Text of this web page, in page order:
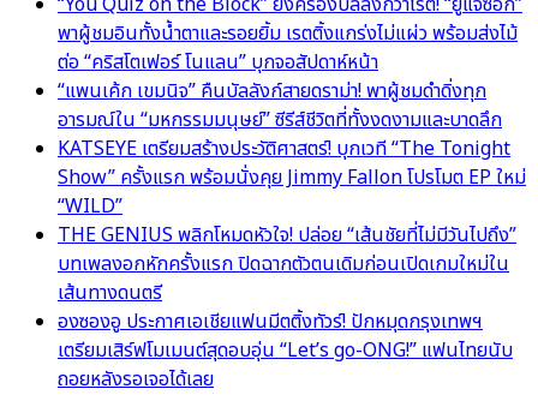
พาผู้ชมอินทั้งน้ำตาและรอยยิ้ม เรตติ้งแกร่งไม่แผ่ว พร้อมส่งไม้
ต่อ “คริสโตเฟอร์ โนแลน” บุกจอสัปดาห์หน้า
“แพนเค้ก เขมนิจ” คืนบัลลังก์สายดราม่า! พาผู้ชมดำดิ่งทุก
อารมณ์ใน “มหกรรมมนุษย์” ซีรีส์ชีวิตที่ทั้งงดงามและบาดลึก
KATSEYE เตรียมสร้างประวัติศาสตร์! บุกเวที “The Tonight
Show” ครั้งแรก พร้อมนั่งคุย Jimmy Fallon โปรโมต EP ใหม่
“WILD”
THE GENIUS พลิกโหมดหัวใจ! ปล่อย “เส้นชัยที่ไม่มีวันไปถึง”
บทเพลงอกหักครั้งแรก ปิดฉากตัวตนเดิมก่อนเปิดเกมใหม่ใน
เส้นทางดนตรี
องซองอู ประกาศเอเชียแฟนมีตติ้งทัวร์! ปักหมุดกรุงเทพฯ
เตรียมเสิร์ฟโมเมนต์สุดอบอุ่น “Let’s go-ONG!” แฟนไทยนับ
ถอยหลังรอเจอได้เลย